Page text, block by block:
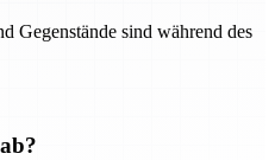
Gegenstände sind während des